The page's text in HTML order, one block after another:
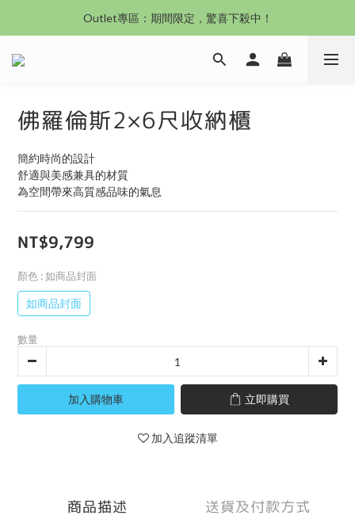
沙發新登場｜想躺就躺，頭等艙到商務艙一次擁有
Outlet專區：期間限定，驚喜下殺中！
沙發新登場｜想躺就躺，頭等艙到商務艙一次擁有
佛羅倫斯2×6尺收納櫃
簡約時尚的設計
舒適與美感兼具的材質
為空間帶來高質感品味的氣息
NT$9,799
顏色 : 如商品封面
如商品封面
數量
加入購物車 立即購買
加入追蹤清單
商品描述 送貨及付款方式